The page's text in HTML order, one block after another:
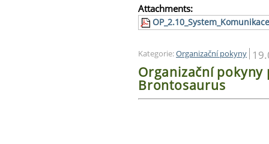
Attachments:
Kategorie:Organizační pokyny
Organizační
Brontosaurus